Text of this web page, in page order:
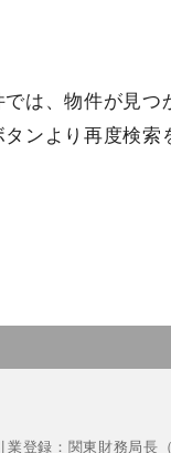
では、物件が見つ
ンより 再度検索
業登録：関東財務局長